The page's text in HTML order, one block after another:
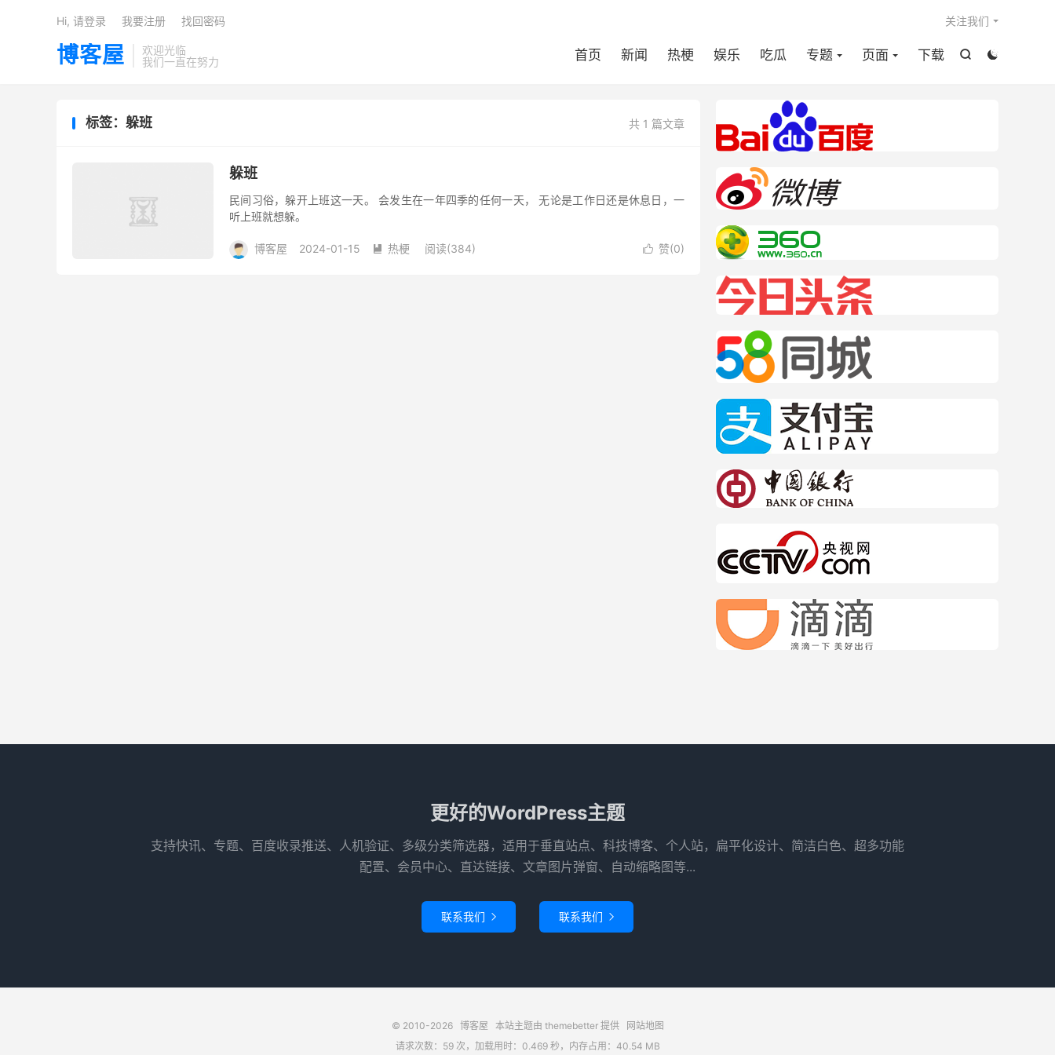
博客屋
欢迎光临
我们一直在努力


首页 新闻 热梗 娱乐 吃瓜 专题 页面 下载
关注我们
Hi, 请登录 我要注册 找回密码
共 1 篇文章
标签：躲班
躲班
民间习俗，躲开上班这一天。 会发生在一年四季的任何一天， 无论是工作日还是休息日，一
听上班就想躲。
 赞(0)
博客屋 2024-01-15  热梗 阅读(384)
更好的WordPress主题
支持快讯、专题、百度收录推送、人机验证、多级分类筛选器，适用于垂直站点、科技博客、个人站，扁平化设计、简洁白色、超多功能
配置、会员中心、直达链接、文章图片弹窗、自动缩略图等...
联系我们  联系我们 
© 2010-2026 博客屋 本站主题由 themebetter提供
网站地图
请求次数：59 次，加载用时：0.469 秒，内存占用：40.54 MB